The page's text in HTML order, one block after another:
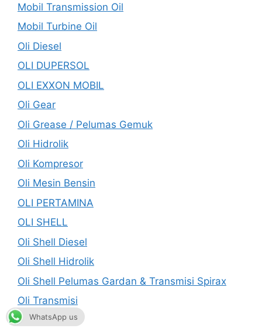
Mobil Transmission Oil
Mobil Turbine Oil
Oli Diesel
OLI DUPERSOL
OLI EXXON MOBIL
Oli Gear
Oli Grease / Pelumas Gemuk
Oli Hidrolik
Oli Kompresor
Oli Mesin Bensin
OLI PERTAMINA
OLI SHELL
Oli Shell Diesel
Oli Shell Hidrolik
Oli Shell Pelumas Gardan & Transmisi Spirax
Oli Transmisi
Oli Turbin
WhatsApp us